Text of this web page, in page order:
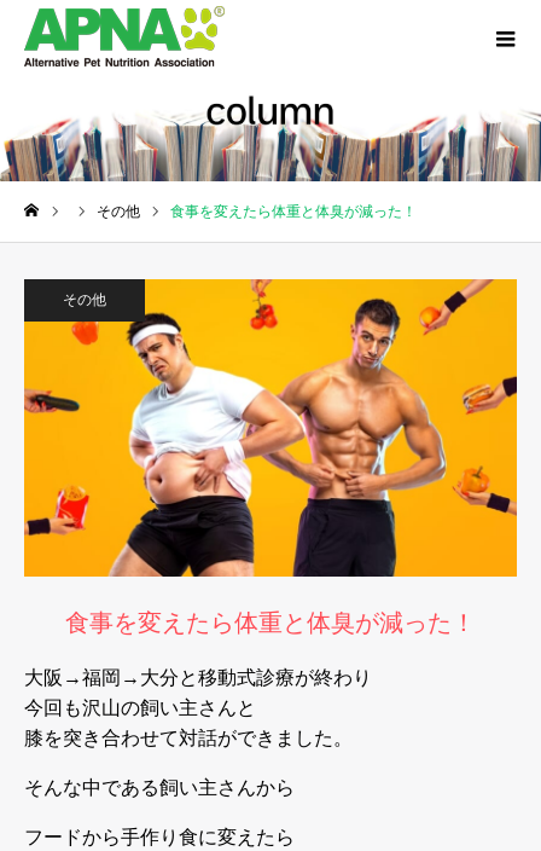
その他 食事を変えたら体重と体臭が減った！
その他
食事を変えたら体重と体臭が減った！
大阪→福岡→大分と移動式診療が終わり
今回も沢山の飼い主さんと
膝を突き合わせて対話ができました。
そんな中である飼い主さんから
フードから手作り食に変えたら